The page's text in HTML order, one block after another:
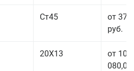
Ст45
от 37
руб.
20Х13
от 101
080,00